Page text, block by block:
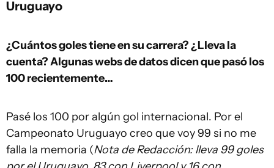
Uruguayo
¿Cuántos goles tiene en su carrera? ¿Lleva la
cuenta? Algunas webs de datos dicen que pasó los
100 recientemente…
Pasé los 100 por algún gol internacional. Por el
Campeonato Uruguayo creo que voy 99 si no me
falla la memoria (Nota de Redacción: lleva 99 goles